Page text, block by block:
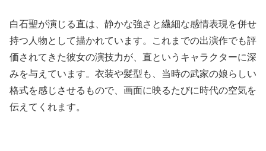
白石聖が演じる直は、静かな強さと繊細な感情表現を併せ
持つ人物として描かれています。これまでの出演作でも評
価されてきた彼女の演技力が、直というキャラクターに深
みを与えています。衣装や髪型も、当時の武家の娘らしい
格式を感じさせるもので、画面に映るたびに時代の空気を
伝えてくれます。